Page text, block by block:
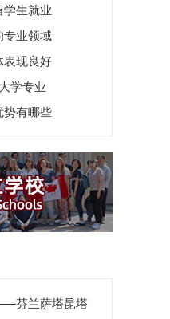
生就业
专业领域
表现良好
学专业
势有哪些
芬兰萨塔昆塔